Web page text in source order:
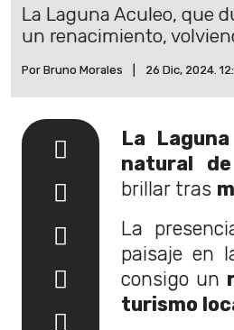
La Laguna Aculeo, que
un renacimiento,
Por Bruno Morales 26 Dic, 2024.
La
natural
brillar tras
La
paisaje en
consigo un
turismo